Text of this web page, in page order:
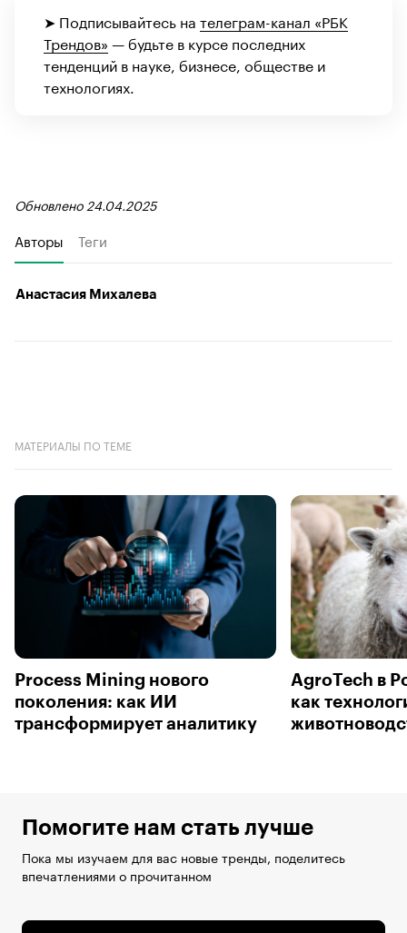
➤ Подписывайтесь на телеграм-канал «РБК
Трендов» — будьте в курсе последних
тенденций в науке, бизнесе, обществе и
технологиях.
Обновлено 24.04.2025
Авторы Теги
Анастасия Михалева
МАТЕРИАЛЫ ПО ТЕМЕ
Process Mining нового
поколения: как ИИ
трансформирует аналитику
AgroTech в
как
Помогите нам стать лучше
Пока мы изучаем для вас новые тренды, поделитесь
впечатлениями о прочитанном